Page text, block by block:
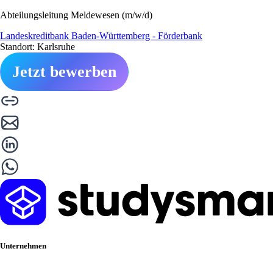
Abteilungsleitung Meldewesen (m/w/d)
Landeskreditbank Baden-Württemberg - Förderbank
Standort: Karlsruhe
Jetzt bewerben
Unternehmen